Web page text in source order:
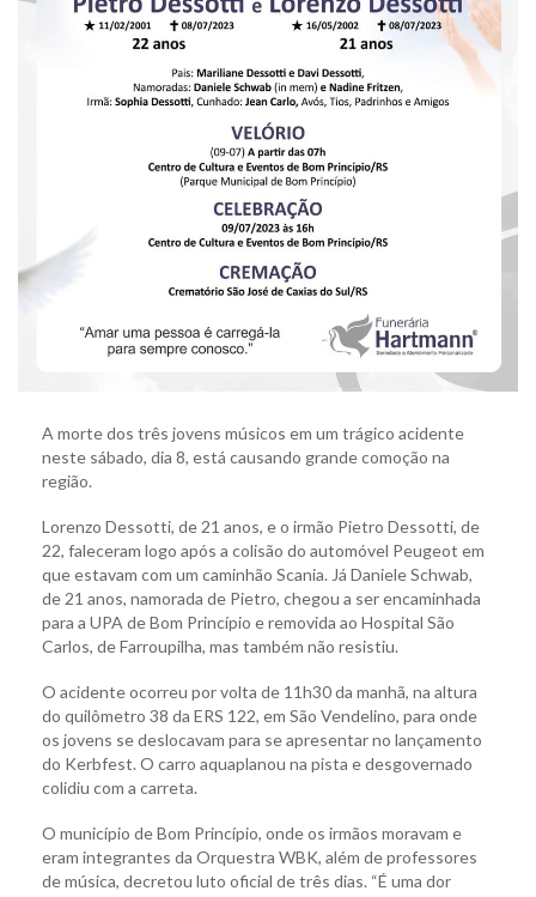
A morte dos três jovens músicos em um trágico acidente
neste sábado, dia 8, está causando grande comoção na
região.
Lorenzo Dessotti, de 21 anos, e o irmão Pietro Dessotti, de
22, faleceram logo após a colisão do automóvel Peugeot em
que estavam com um caminhão Scania. Já Daniele Schwab,
de 21 anos, namorada de Pietro, chegou a ser encaminhada
para a UPA de Bom Princípio e removida ao Hospital São
Carlos, de Farroupilha, mas também não resistiu.
O acidente ocorreu por volta de 11h30 da manhã, na altura
do quilômetro 38 da ERS 122, em São Vendelino, para onde
os jovens se deslocavam para se apresentar no lançamento
do Kerbfest. O carro aquaplanou na pista e desgovernado
colidiu com a carreta.
O município de Bom Princípio, onde os irmãos moravam e
eram integrantes da Orquestra WBK, além de professores
de música, decretou luto oficial de três dias. “É uma dor